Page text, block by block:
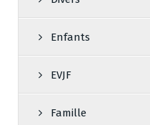
Enfants
EVJF
Famille